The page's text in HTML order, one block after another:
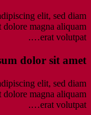
elit, sed diam
magna aliquam
erat volutpat….
dolor sit amet
elit, sed diam
magna aliquam
erat volutpat….